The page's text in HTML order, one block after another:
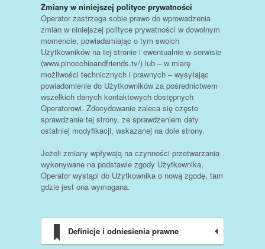
Zmiany w niniejszej polityce prywatności
Operator zastrzega sobie prawo do wprowadzenia
zmian w niniejszej polityce prywatności w dowolnym
momencie, powiadamiając o tym swoich
Użytkowników na tej stronie i ewentualnie w serwisie
(www.pinocchioandfriends.tv/) lub – w miarę
możliwości technicznych i prawnych – wysyłając
powiadomienie do Użytkowników za pośrednictwem
wszelkich danych kontaktowych dostępnych
Operatorowi. Zdecydowanie zaleca się częste
sprawdzanie tej strony, ze sprawdzeniem daty
ostatniej modyfikacji, wskazanej na dole strony.
Jeżeli zmiany wpływają na czynności przetwarzania
wykonywane na podstawie zgody Użytkownika,
Operator wystąpi do Użytkownika o nową zgodę, tam
gdzie jest ona wymagana.
Definicje i odniesienia prawne